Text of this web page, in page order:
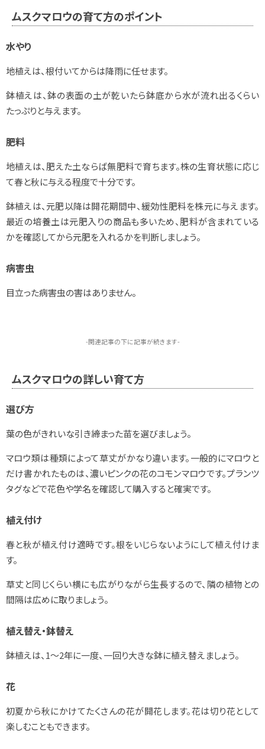
ムスクマロウの育て方のポイント
水やり
地植えは、根付いてからは降雨に任せます。
鉢植えは、鉢の表面の土が乾いたら鉢底から水が流れ出るくらい
たっぷりと与えます。
肥料
地植えは、肥えた土ならば無肥料で育ちます。株の生育状態に応じ
て春と秋に与える程度で十分です。
鉢植えは、元肥以降は開花期間中、緩効性肥料を株元に与えます。
最近の培養土は元肥入りの商品も多いため、肥料が含まれている
かを確認してから元肥を入れるかを判断しましょう。
病害虫
目立った病害虫の害はありません。
-関連記事の下に記事が続きます-
ムスクマロウの詳しい育て方
選び方
葉の色がきれいな引き締まった苗を選びましょう。
マロウ類は種類によって草丈がかなり違います。一般的にマロウと
だけ書かれたものは、濃いピンクの花のコモンマロウです。プランツ
タグなどで花色や学名を確認して購入すると確実です。
植え付け
春と秋が植え付け適時です。根をいじらないようにして植え付けま
す。
草丈と同じくらい横にも広がりながら生長するので、隣の植物との
間隔は広めに取りましょう。
植え替え・鉢替え
鉢植えは、1～2年に一度、一回り大きな鉢に植え替えましょう。
花
初夏から秋にかけてたくさんの花が開花します。花は切り花として
楽しむこともできます。